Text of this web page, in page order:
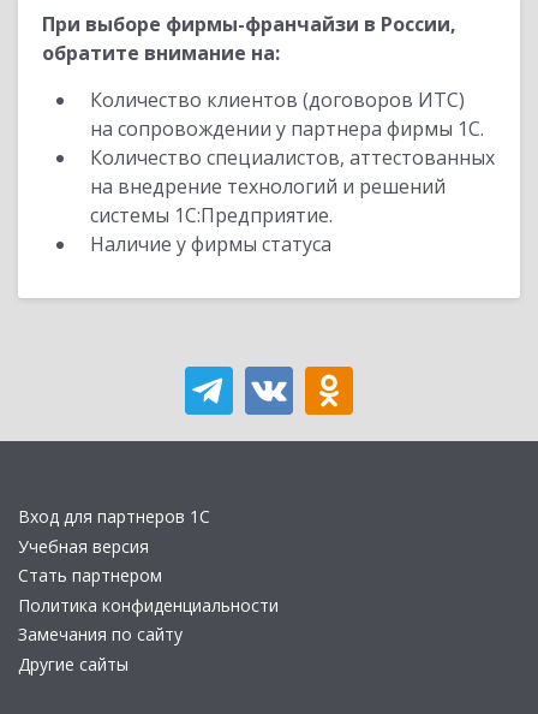
При выборе фирмы-франчайзи в России,
обратите внимание на:
Количество клиентов (договоров ИТС)
на сопровождении у партнера фирмы 1С.
Количество специалистов, аттестованных
на внедрение технологий и решений
системы 1С:Предприятие.
Наличие у фирмы статуса
Вход для партнеров 1С
Учебная версия
Стать партнером
Политика конфиденциальности
Замечания по сайту
Другие сайты